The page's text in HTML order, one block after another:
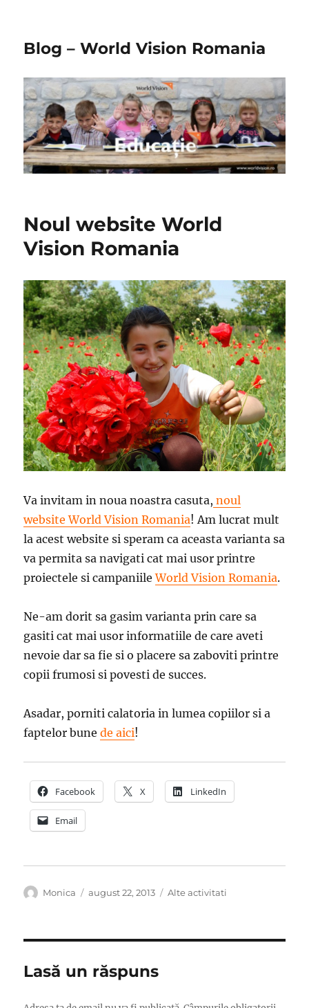
Blog – World Vision Romania
Noul website World
Vision Romania
Va invitam in noua noastra casuta, noul
website World Vision Romania! Am lucrat mult
la acest website si speram ca aceasta varianta sa
va permita sa navigati cat mai usor printre
proiectele si campaniileWorld Vision Romania.
Ne-am dorit sa gasim varianta prin care sa
gasiti cat mai usor informatiile de care aveti
nevoie dar sa fie si o placere sa zaboviti printre
copii frumosi si povesti de succes.
Asadar, porniti calatoria in lumea copiilor si a
faptelor bunede aici!
Facebook X LinkedIn
Email
Autor
Monica
Publicat
august 22, 2013 Categorii
Alte activitati
Lasă un răspuns